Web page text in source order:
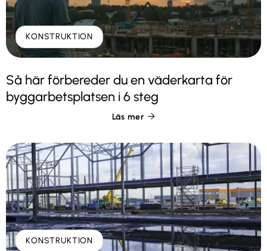
KONSTRUKTION
Så här förbereder du en väderkarta för
byggarbetsplatsen i 6 steg
Läs mer 
KONSTRUKTION